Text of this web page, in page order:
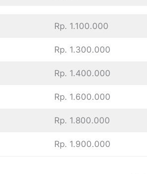
Rp. 1.100.000
Rp. 1.300.000
Rp. 1.400.000
Rp. 1.600.000
Rp. 1.800.000
Rp. 1.900.000